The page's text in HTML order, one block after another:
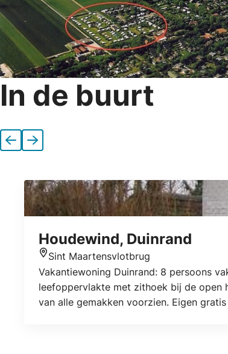
In de buurt
VorigeVolgende
Houdewind, Duinrand
Sint Maartensvlotbrug
Vakantiewoning Duinrand: 8 persoons
leefoppervlakte met zithoek bij de open
van alle gemakken voorzien. Eigen